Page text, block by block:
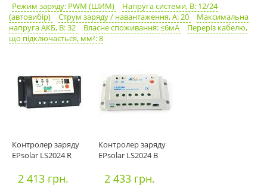
Режим заряду: PWM (ШИМ)
Напруга системи, В: 12/24
(автовибір)
Струм заряду / навантаження, А: 20
Максимальна
напруга АКБ, В: 32
Власне споживання: ≤6мА
Переріз кабелю,
що підключається, мм²: 8
Контролер заряду
EPsolar LS2024 R
2 413 грн.
Контролер заряду
EPsolar LS2024 B
2 433 грн.